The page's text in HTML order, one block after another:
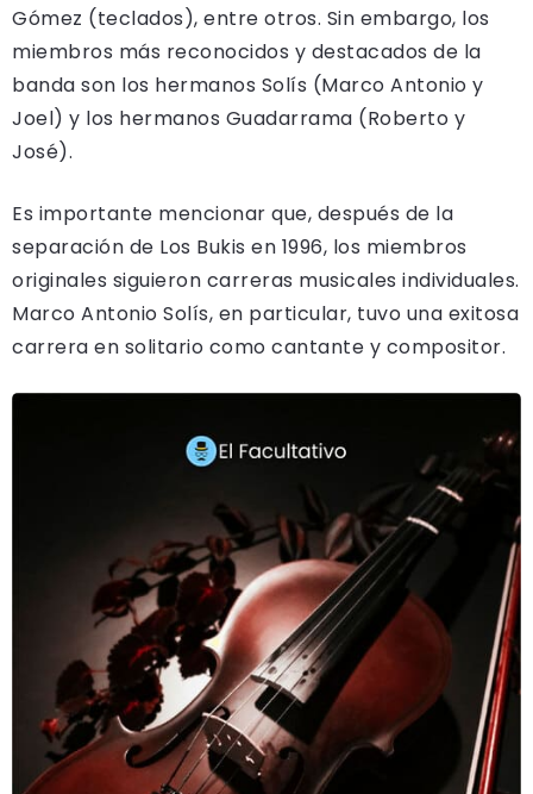
Gómez (teclados), entre otros. Sin embargo, los
miembros más reconocidos y destacados de la
banda son los hermanos Solís (Marco Antonio y
Joel) y los hermanos Guadarrama (Roberto y
José).
Es importante mencionar que, después de la
separación de Los Bukis en 1996, los miembros
originales siguieron carreras musicales individuales.
Marco Antonio Solís, en particular, tuvo una exitosa
carrera en solitario como cantante y compositor.